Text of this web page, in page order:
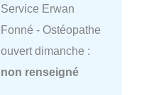
Service Erwan
Fonné - Ostéopathe
ouvert dimanche :
non renseigné